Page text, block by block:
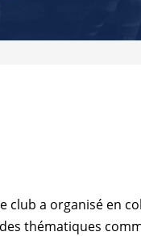
club a organisé en
thématiques